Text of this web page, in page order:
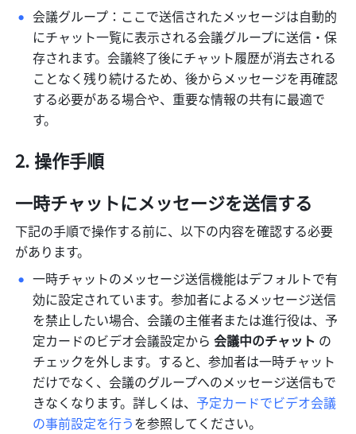
会議グループ：ここで送信されたメッセージは自動的
にチャット一覧に表示される会議グループに送信・保
存されます。会議終了後にチャット履歴が消去される
ことなく残り続けるため、後からメッセージを再確認
する必要がある場合や、重要な情報の共有に最適で
す。
操作手順
一時チャットにメッセージを送信する
下記の手順で操作する前に、以下の内容を確認する必要
があります。
一時チャットのメッセージ送信機能はデフォルトで有
効に設定されています。参加者によるメッセージ送信
を禁止したい場合、会議の主催者または進行役は、予
定カードのビデオ会議設定から 会議中のチャット の
チェックを外します。すると、参加者は一時チャット
だけでなく、会議のグループへのメッセージ送信もで
きなくなります。詳しくは、 予定カードでビデオ会議
の事前設定を行うを参照してください。